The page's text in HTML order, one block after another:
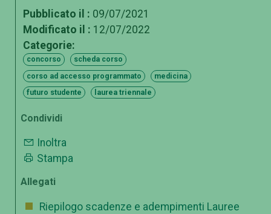
Pubblicato il : 09/07/2021
Modificato il : 12/07/2022
Categorie:
concorso
scheda corso
corso ad accesso programmato
medicina
futuro studente
laurea triennale
Condividi
Inoltra
Stampa
Allegati
Riepilogo scadenze e adempimenti Lauree